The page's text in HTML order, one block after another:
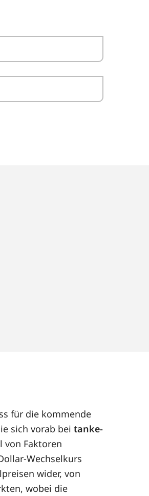
für die kommende
sich vorab beitanke-
von Faktoren
Wechselkurs
wider, von
wobei die